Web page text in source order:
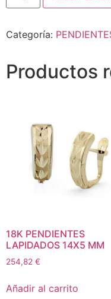
Categoría:
Productos
18K PENDIENTES
LAPIDADOS 14X5 MM
254,82 €
Añadir al carrito